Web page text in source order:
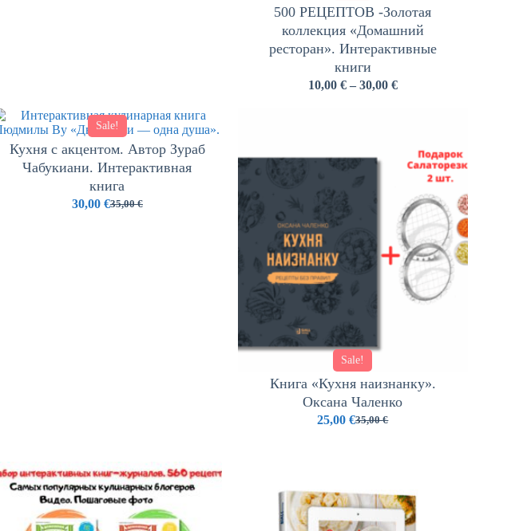
500 РЕЦЕПТОВ -Золотая
коллекция «Домашний
ресторан». Интерактивные
книги
10,00 €– 30,00 €
Sale!
Кухня с акцентом. Автор Зураб
Чабукиани. Интерактивная
книга
35,00€
30,00 €
Sale!
Книга «Кухня наизнанку».
Оксана Чаленко
35,00€
25,00€